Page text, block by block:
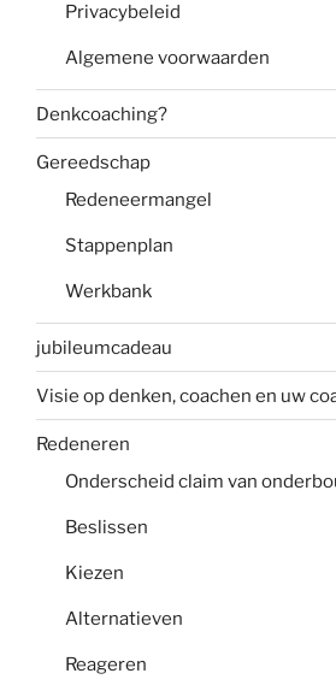
Privacybeleid
Algemene voorwaarden
Denkcoaching?
Gereedschap
Redeneermangel
Stappenplan
Werkbank
jubileumcadeau
Visie op denken, coachen en uw
Redeneren
Onderscheid claim van
Beslissen
Kiezen
Alternatieven
Reageren